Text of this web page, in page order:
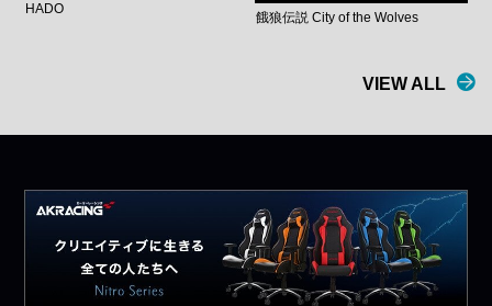
HADO
餓狼伝説 City of the Wolves
VIEW ALL